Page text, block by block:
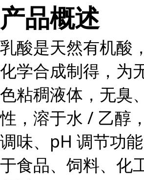
产品概述
乳酸是天然有机酸
化学合成制得，为
色粘稠液体，无臭
性，溶于水 / 乙醇
调味、pH 调节功
于食品、饲料、化